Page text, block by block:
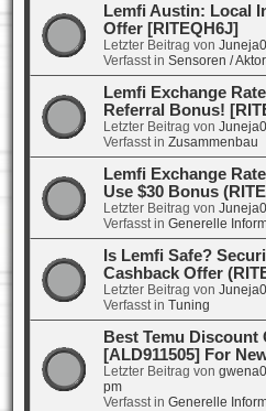
Lemfi Austin: Local
Offer [RITEQH6J]
Letzter Beitrag von
Verfasst in Sensoren /
Lemfi Exchange
Referral Bonus!
Letzter Beitrag von
Verfasst in Zusammenbau
Lemfi Exchange
Use $30 Bonus
Letzter Beitrag von
Verfasst in Generelle
Is Lemfi Safe?
Cashback Offer
Letzter Beitrag von
Verfasst in Tuning
Best Temu Discount
[ALD911505] For
Letzter Beitrag von
pm
Verfasst in Generelle